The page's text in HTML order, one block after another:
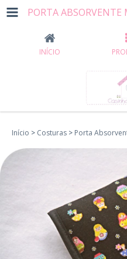
PORTA ABSORVENTE
INÍCIO
Início > Costuras > Porta